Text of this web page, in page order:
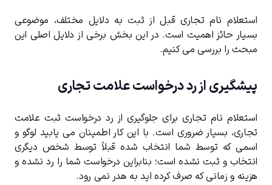
استعلام نام تجاری قبل از ثبت به دلایل مختلف، موضوعی
بسیار حائز اهمیت است. در این بخش برخی از دلایل اصلی این
مبحث را بررسی می کنیم.
پیشگیری از رد درخواست علامت تجاری
استعلام نام تجاری برای جلوگیری از رد درخواست ثبت علامت
تجاری، بسیار ضروری است. با این کار اطمینان می یابید لوگو و
اسمی که توسط شما انتخاب شده قبلاً توسط شخص دیگری
انتخاب و ثبت نشده است؛ بنابراین درخواست شما را رد نشده و
هزینه و زمانی که صرف کرده اید به هدر نمی رود.